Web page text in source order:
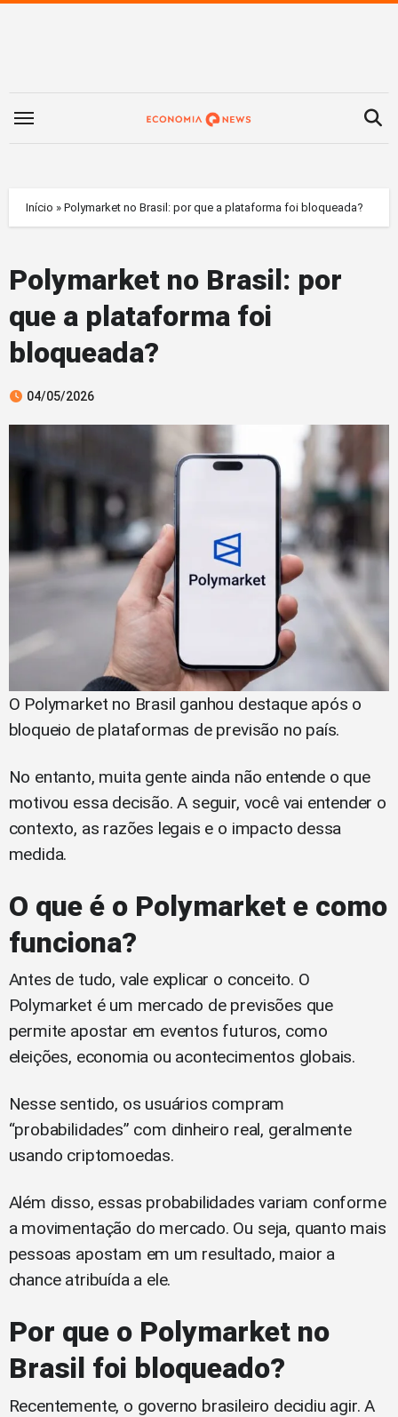
Início » Polymarket no Brasil: por que a plataforma foi bloqueada?
Polymarket no Brasil: por
que a plataforma foi
bloqueada?
04/05/2026
O Polymarket no Brasil ganhou destaque após o
bloqueio de plataformas de previsão no país.
No entanto, muita gente ainda não entende o que
motivou essa decisão. A seguir, você vai entender o
contexto, as razões legais e o impacto dessa
medida.
O que é o Polymarket e como
funciona?
Antes de tudo, vale explicar o conceito. O
Polymarket é um mercado de previsões que
permite apostar em eventos futuros, como
eleições, economia ou acontecimentos globais.
Nesse sentido, os usuários compram
“probabilidades” com dinheiro real, geralmente
usando criptomoedas.
Além disso, essas probabilidades variam conforme
a movimentação do mercado. Ou seja, quanto mais
pessoas apostam em um resultado, maior a
chance atribuída a ele.
Por que o Polymarket no
Brasil foi bloqueado?
Recentemente, o governo brasileiro decidiu agir. A